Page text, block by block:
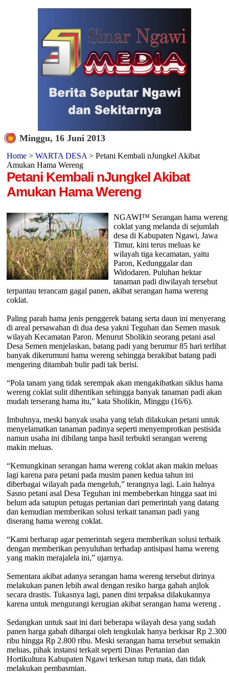
Minggu, 16 Juni 2013
Home> WARTA DESA > Petani Kembali nJungkel Akibat
Amukan Hama Wereng
Petani Kembali nJungkel Akibat
Amukan Hama Wereng
NGAWI™ Serangan hama wereng
coklat yang melanda di sejumlah
desa di Kabupaten Ngawi, Jawa
Timur, kini terus meluas ke
wilayah tiga kecamatan, yaitu
Paron, Kedunggalar dan
Widodaren. Puluhan hektar
tanaman padi diwilayah tersebut
terpantau terancam gagal panen, akibat serangan hama wereng
coklat.
Paling parah hama jenis penggerek batang serta daun ini menyerang
di areal persawahan di dua desa yakni Teguhan dan Semen masuk
wilayah Kecamatan Paron. Menurut Sholikin seorang petani asal
Desa Semen menjelaskan, batang padi yang berumur 85 hari terlihat
banyak dikerumuni hama wereng sehingga berakibat batang padi
mengering ditambah bulir padi tak berisi.
“Pola tanam yang tidak serempak akan mengakibatkan siklus hama
wereng coklat sulit dihentikan sehingga banyak tanaman padi akan
mudah terserang hama itu,” kata Sholikin, Minggu (16/6).
Imbuhnya, meski banyak usaha yang telah dilakukan petani untuk
menyelamatkan tanaman padinya seperti menyemprotkan pestisida
namun usaha ini dibilang tanpa hasil terbukti serangan wereng
makin meluas.
“Kemungkinan serangan hama wereng coklat akan makin meluas
lagi karena para petani pada musim panen kedua tahun ini
diberbagai wilayah pada mengeluh,” terangnya lagi. Lain halnya
Sasno petani asal Desa Teguhan ini membeberkan hingga saat ini
belum ada satupun petugas pertanian dari pemerintah yang datang
dan kemudian memberikan solusi terkait tanaman padi yang
diserang hama wereng coklat.
“Kami berharap agar pemerintah segera memberikan solusi terbaik
dengan memberikan penyuluhan terhadap antisipasi hama wereng
yang makin merajalela ini,” ujarnya.
Sementara akibat adanya serangan hama wereng tersebut dirinya
melakukan panen lebih awal dengan resiko harga gabah anjlok
secara drastis. Tukasnya lagi, panen dini terpaksa dilakukannya
karena untuk mengurangi kerugian akibat serangan hama wereng .
Sedangkan untuk saat ini dari beberapa wilayah desa yang sudah
panen harga gabah dihargai oleh tengkulak hanya berkisar Rp 2.300
ribu hingga Rp 2.800 ribu. Meski serangan hama tersebut semakin
meluas, pihak instansi terkait seperti Dinas Pertanian dan
Hortikultura Kabupaten Ngawi terkesan tutup mata, dan tidak
melakukan pembasmian.